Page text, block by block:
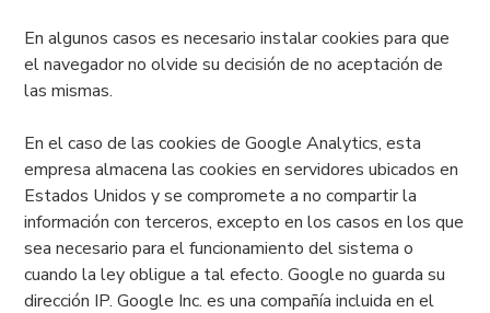
En algunos casos es necesario instalar cookies para que
el navegador no olvide su decisión de no aceptación de
las mismas.
En el caso de las cookies de Google Analytics, esta
empresa almacena las cookies en servidores ubicados en
Estados Unidos y se compromete a no compartir la
información con terceros, excepto en los casos en los que
sea necesario para el funcionamiento del sistema o
cuando la ley obligue a tal efecto. Google no guarda su
dirección IP. Google Inc. es una compañía incluida en el